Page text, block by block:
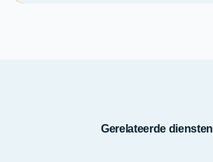
Gerelateerde diensten